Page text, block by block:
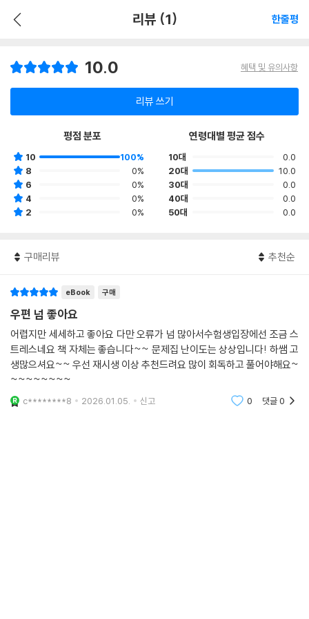
리뷰 (1) 한줄평
10.0 혜택 및 유의사항
리뷰 쓰기
평점 분포
10
100%
8
0%
6
0%
4
0%
2
0%
연령대별 평균 점수
10대
0.0
20대
10.0
30대
0.0
40대
0.0
50대
0.0
구매리뷰 추천순
eBook 구매
우편 넘 좋아요
어렵지만 세세하고 좋아요 다만 오류가 넘 많아서수험생입장에선 조금 스
트레스네요 책 자체는 좋습니다~~ 문제집 난이도는 상상입니다! 하쌤 고
생많으셔요~~ 우선 재시생 이상 추천드려요 많이 회독하고 풀어야해요~
~~~~~~~~
c********8 2026.01.05. 신고 0 댓글0